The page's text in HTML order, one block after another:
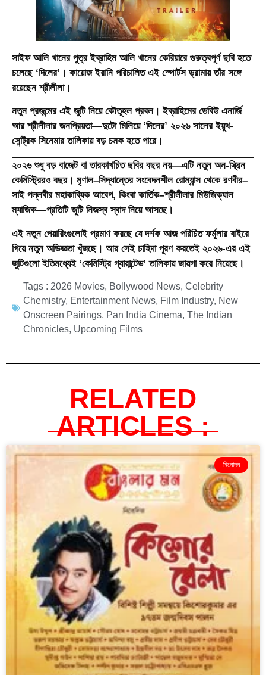
সাইফ আলি খানের পুত্র ইব্রাহিম আলি খানের কেরিয়ারে গুরুত্বপূর্ণ ছবি হতে
চলেছে ‘দিলের’ । কায়োজ ইরানি পরিচালিত এই স্পোর্টস ড্রামায় তাঁর সঙ্গে
রয়েছেন শ্রীলীলা।
নতুন প্রজন্মের এই জুটি নিয়ে কৌতূহল প্রবল। ইব্রাহিমের ডেবিউ এনার্জি
আর শ্রীলীলার জনপ্রিয়তা—দুটো মিলিয়ে ‘দিলের’ ২০২৬ সালের ইয়ুথ-
সেন্ট্রিক সিনেমার তালিকায় বড় চমক হতে পারে।
২০২৬ শুধু বড় বাজেট বা তারকাখচিত ছবির বছর নয়—এটি নতুন অন-স্ক্রিন
কেমিস্ট্রিরও বছর। মৃণাল–সিদ্ধান্তের সংবেদনশীল রোম্যান্স থেকে রণবীর–
সাই পল্লবীর মহাকাব্যিক আবেগ, কিংবা কার্তিক–শ্রীলীলার মিউজিক্যাল
ম্যাজিক—প্রতিটি জুটি নিজস্ব স্বাদ নিয়ে আসছে।
এই নতুন পেয়ারিংগুলোই প্রমাণ করছে যে দর্শক আজ পরিচিত ফর্মুলার বাইরে
গিয়ে নতুন অভিজ্ঞতা খুঁজছে। আর সেই চাহিদা পূরণ করতেই ২০২৬-এর এই
জুটিগুলো ইতিমধ্যেই ‘কেমিস্ট্রি গ্যারান্টেড’ তালিকায় জায়গা করে নিয়েছে।
Tags : 2026 Movies, Bollywood News, Celebrity
Chemistry, Entertainment News, Film Industry, New
Onscreen Pairings, Pan India Cinema, The Indian
Chronicles, Upcoming Films
RELATED
ARTICLES :
বিনোদন